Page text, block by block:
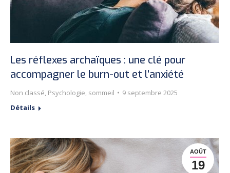
Les réflexes archaïques : une clé pour
accompagner le burn-out et l’anxiété
Non classé, Psychologie, sommeil
9 septembre 2025
Détails
AOÛT
19